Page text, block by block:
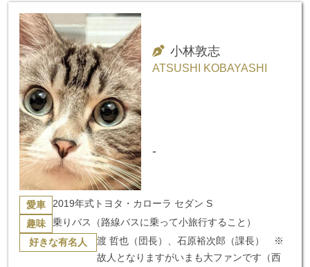
小林敦志
ATSUSHI KOBAYASHI
-
愛車 2019年式トヨタ・カローラ セダン S
趣味 乗りバス（路線バスに乗って小旅行すること）
好きな有名人
渡 哲也（団長）、石原裕次郎（課長） ※
故人となりますがいまも大ファンです（西